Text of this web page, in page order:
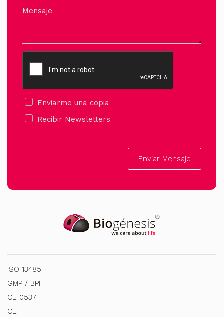
Mensaje
Enviarme una copia
Recibir Newsletters
Enviar Mensaje
ISO 13485
GMP / BPF
CE 0537
CE